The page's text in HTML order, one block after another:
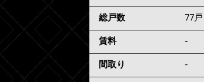
総戸数 77戸
賃料 -
間取り -